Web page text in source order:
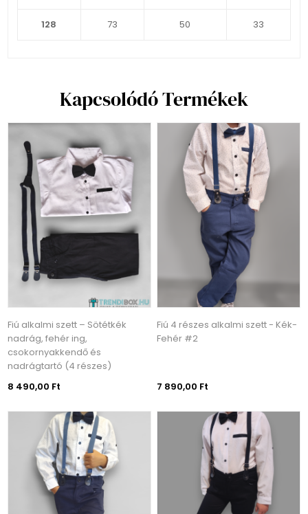
128 73 50 33
Kapcsolódó Termékek
Fiú alkalmi szett – Sötétkék
nadrág, fehér ing,
csokornyakkendő és
nadrágtartó (4 részes)
8 490,00 Ft
Fiú 4 részes alkalmi szett - Kék-
Fehér #2
7 890,00 Ft